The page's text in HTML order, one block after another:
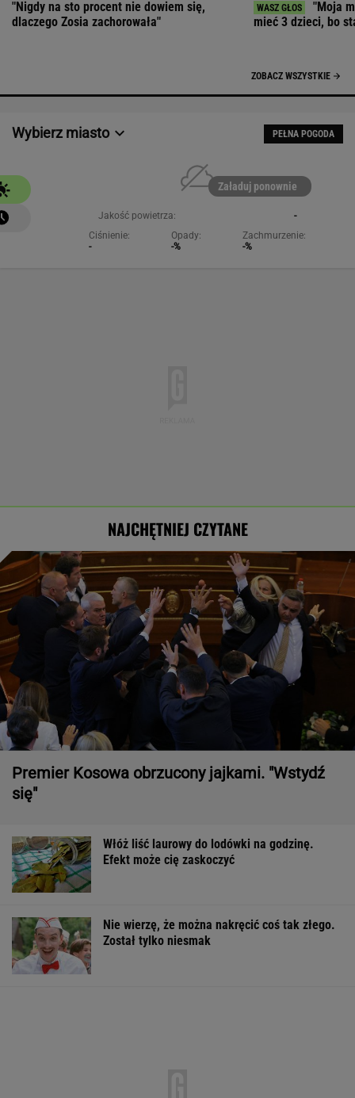
"Nigdy na sto procent nie dowiem się,
dlaczego Zosia zachorowała"
"Moja
mieć 3 dzieci, bo
ZOBACZ WSZYSTKIE
Wybierz miasto PEŁNA POGODA
Załaduj ponownie
Jakość powietrza:
-
Ciśnienie:
-
Opady:
-%
Zachmurzenie:
-%
NAJCHĘTNIEJ CZYTANE
Premier Kosowa obrzucony jajkami. "Wstydź
się"
Włóż liść laurowy do lodówki na godzinę.
Efekt może cię zaskoczyć
Nie wierzę, że można nakręcić coś tak złego.
Został tylko niesmak